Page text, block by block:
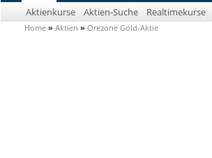
Aktienkurse
Aktien-Suche Realtimekurse
Home » Aktien » Orezone Gold-Aktie